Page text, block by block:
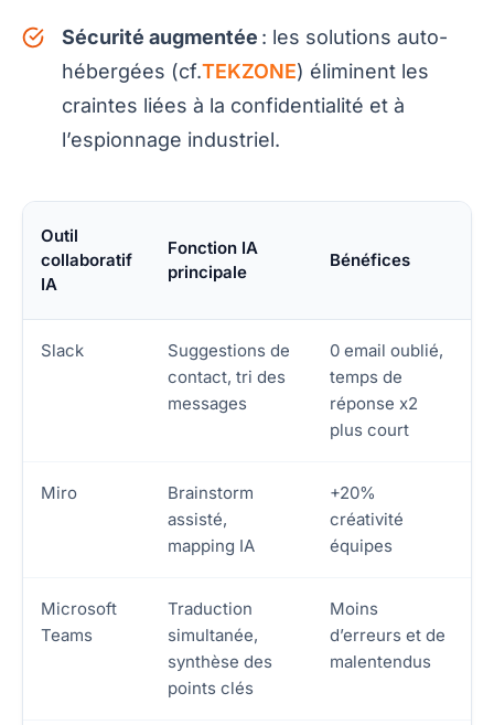
Sécurité augmentée : les solutions auto-
hébergées (cf.TEKZONE) éliminent les
craintes liées à la confidentialité et à
l’espionnage industriel.
Outil
collaboratif
IA
Fonction IA
principale
Bénéfices
Slack
Suggestions de
contact, tri des
messages
0 email oublié,
temps de
réponse x2
plus court
Miro
Brainstorm
assisté,
mapping IA
+20%
créativité
équipes
Microsoft
Teams
Traduction
simultanée,
synthèse des
points clés
Moins
d’erreurs et de
malentendus